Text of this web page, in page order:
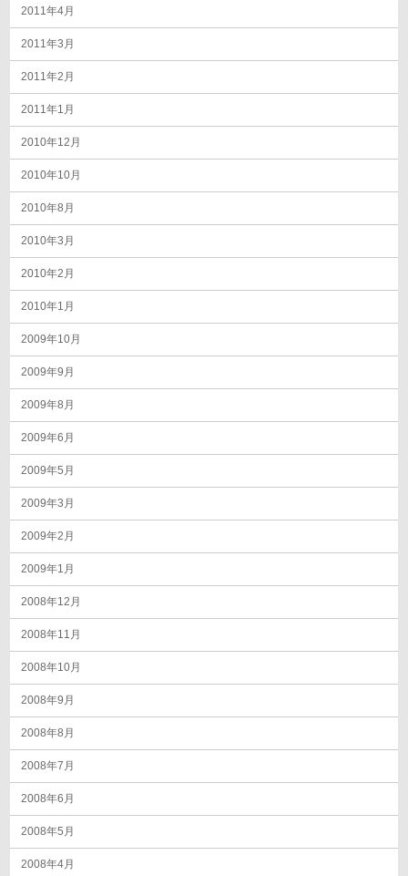
2011年4月
2011年3月
2011年2月
2011年1月
2010年12月
2010年10月
2010年8月
2010年3月
2010年2月
2010年1月
2009年10月
2009年9月
2009年8月
2009年6月
2009年5月
2009年3月
2009年2月
2009年1月
2008年12月
2008年11月
2008年10月
2008年9月
2008年8月
2008年7月
2008年6月
2008年5月
2008年4月